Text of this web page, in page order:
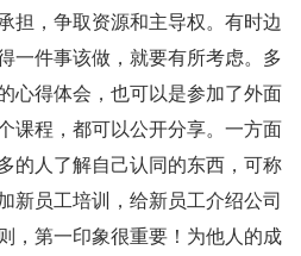
担，争取资源和主导权。有时边
一件事该做，就要有所考虑。多
心得体会，也可以是参加了外面
课程，都可以公开分享。一方面
的人了解自己认同的东西，可称
新员工培训，给新员工介绍公司
，第一印象很重要！为他人的成